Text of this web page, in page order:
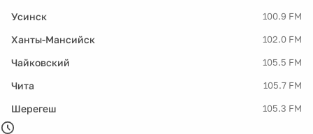
Усинск 100.9 FM
Ханты-Мансийск 102.0 FM
Чайковский 105.5 FM
Чита 105.7 FM
Шерегеш 105.3 FM